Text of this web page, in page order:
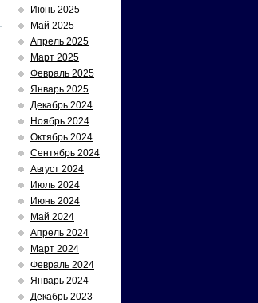
Июнь 2025
Май 2025
Апрель 2025
Март 2025
Февраль 2025
Январь 2025
Декабрь 2024
Ноябрь 2024
Октябрь 2024
Сентябрь 2024
Август 2024
Июль 2024
Июнь 2024
Май 2024
Апрель 2024
Март 2024
Февраль 2024
Январь 2024
Декабрь 2023